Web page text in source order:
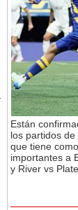
Están
los partidos de
que tiene
importantes a
y River vs